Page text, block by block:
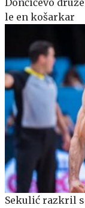
le en košarkar
Sekulić razkril